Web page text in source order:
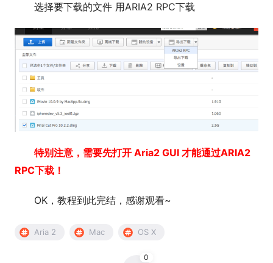
选择要下载的文件 用ARIA2 RPC下载
特别注意，需要先打开 Aria2 GUI 才能通过ARIA2
RPC下载！
OK，教程到此完结，感谢观看~
Aria 2 Mac OS X
0